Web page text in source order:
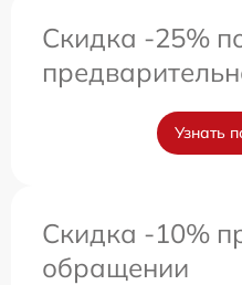
Скидка -25%
Узнать
Скидка -10%
обращении